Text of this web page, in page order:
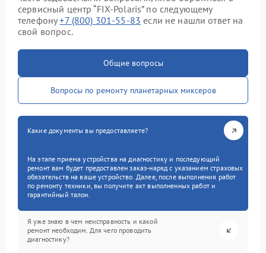
сервисный центр “FIX-Polaris” по следующему
телефону+7 (800) 301-55-83 если не нашли ответ на
свой вопрос.
Общие вопросы
Вопросы по ремонту планетарных миксеров
Какие документы вы предоставляете?
На этапе приема устройства на диагностику и последующий
ремонт вам будет предоставлен заказ-наряд с указанием страховых
обязательств на ваше устройство. Далее, после выполнения работ
по ремонту техники, вы получите акт выполненных работ и
гарантийный талон.
Я уже знаю в чем неисправность и какой
ремонт необходим. Для чего проводить
диагностику?